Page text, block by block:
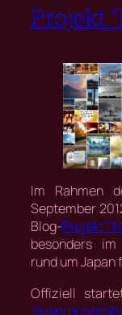
Projekt
Im Rahmen
September
Blog-Projekt
besonders
rund um
Offiziell